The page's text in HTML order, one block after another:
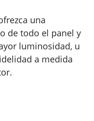
una
de todo el panel y
luminosidad, u
a medida